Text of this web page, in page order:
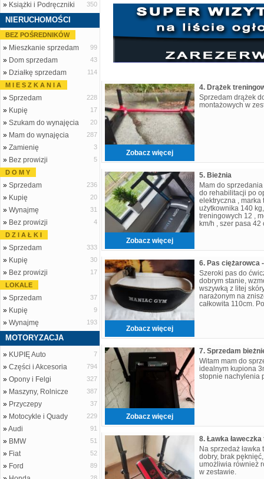
» Książki i Podręczniki 350
NIERUCHOMOŚCI
BEZ POŚREDNIKÓW
» Mieszkanie sprzedam 99
» Dom sprzedam 43
» Działkę sprzedam
114
M I E S Z K A N I A
» Sprzedam 228
» Kupię 17
» Szukam do wynajęcia 20
» Mam do wynajęcia 287
» Zamienię 3
» Bez prowizji
5
D O M Y
» Sprzedam 236
» Kupię 20
» Wynajmę 31
» Bez prowizji
4
D Z I A Ł K I
» Sprzedam 333
» Kupię 30
» Bez prowizji
17
LOKALE
» Sprzedam 37
» Kupię 9
» Wynajmę 193
MOTORYZACJA
» KUPIĘ Auto 7
» Części i Akcesoria 794
» Opony i Felgi 327
» Maszyny, Rolnicze 387
» Przyczepy 37
» Motocykle i Quady 229
»Audi 91
» BMW 51
» Fiat 52
» Ford 89
Zobacz więcej
4. Drążek
Sprzedam drążek
montażowych w
Zobacz więcej
5. Bieżnia
Mam do
do rehabilitacji po
elektryczna , marka
użytkownika 140
treningowych 12 ,
km/h , szer pasa 42
Zobacz więcej
6. Pas ciężarowca
Szeroki pas do
dobrym stanie,
wszywką z litej
narażonym na
całkowita 110cm.
Zobacz więcej
7. Sprzedam
Witam mam do
idealnym kupiona
stopnie nachylenia
Na sprzedaż
dobry, brak
umożliwia również
w zestawie.